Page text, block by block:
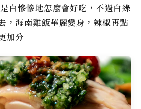
白慘慘地怎麼會好吃，不過白綠
，海南雞飯華麗變身，辣椒再點
加分